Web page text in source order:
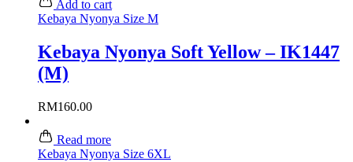
Add to cart
Kebaya Nyonya Size M
Kebaya Nyonya Soft Yellow – IK1447
(M)
RM160.00
Read more
Kebaya Nyonya Size 6XL